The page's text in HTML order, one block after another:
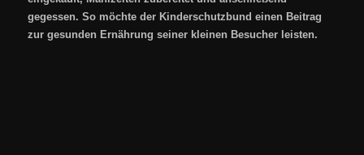
gegessen. So möchte der Kinderschutzbund einen Beitrag
zur gesunden Ernährung seiner kleinen Besucher leisten.